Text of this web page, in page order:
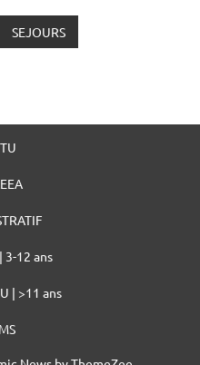
SEJOURS
3-12 ans
| >11 ans